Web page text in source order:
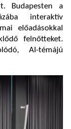
Budapesten a
interaktív
előadásokkal
felnőtteket.
AI-témájú